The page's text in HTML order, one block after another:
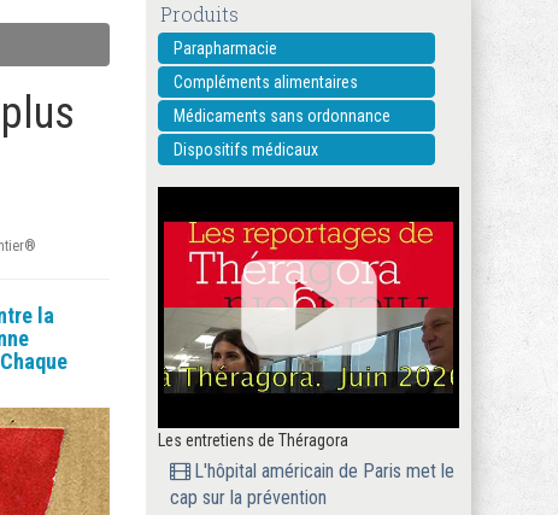
la
Chaque
Produits
Parapharmacie
Compléments alimentaires
Médicaments sans ordonnance
Dispositifs médicaux
Les entretiens de Théragora
L'hôpital américain de Paris met le
cap sur la prévention